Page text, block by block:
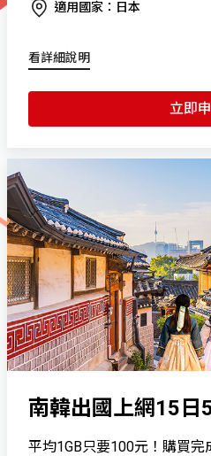
適用國家：日本
看詳細說明
立即
南韓出國上網15日
平均1GB只要100元！購買